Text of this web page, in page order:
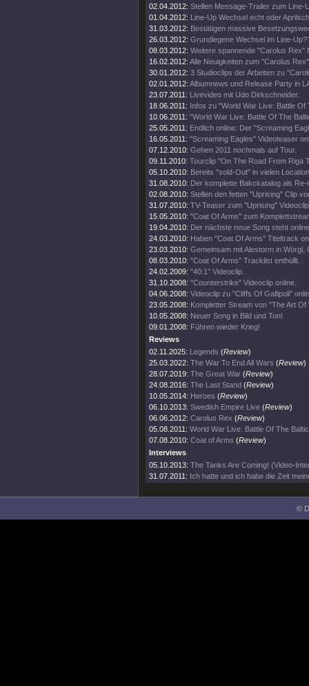
02.04.2012: Stellen Message-Trailer zum Line-
01.04.2012: Line-Up Wechsel echt oder
31.03.2012: Bestätigen massive
26.03.2012: Grundlegene Wechsel im Line-
08.03.2012: Weitere spannende "Carolus Rex"
16.02.2012: Alle Neuigkeiten zum "Carolus
30.01.2012: 3 Studioclips der Arbeiten zu
02.01.2012: Albumnews und Release Party in
23.07.2011: Livevideo mit Udo Dirkschneider.
18.06.2011: Infos zu "World War Live: Battle Of
10.06.2011: "World War Live: Battle Of The
25.05.2011: Endlich online: Der "Screaming
16.05.2011: "Screaming Eagles" Videoteaser
07.12.2010: Gehen 2011 nochmals auf Tour.
09.11.2010: Tourclip "On The Road From Riga
05.10.2010: Bereits "sold-Out" in vielen
31.08.2010: Der komplette Bakckatalog als Re-
02.08.2010: Stellen den fetten "Uprising" Clip
31.07.2010: TV-Teaser zum "Uprising"
15.05.2010: "Coat Of Arms" zum
19.04.2010: Der nächste neue Song steht
24.03.2010: Haben "Coat Of Arms" Titeltrack
23.03.2010: Gemeinsam mit Alestorm in Wörgl,
08.03.2010: "Coat Of Arms" Tracklist enthüllt.
24.02.2009: "40:1" Videoclip.
31.10.2008: "Counterstrike" Videoclip online.
04.06.2008: Videoclip zu "Cliffs Of Gallipoli"
23.05.2008: Kompletter Stream von "The Art Of
10.05.2008: Neuer Song in Bild und Ton!
09.01.2008: Führen wieder Krieg!
Reviews
02.11.2025: Legends (Review)
25.03.2022: The War To End All Wars (Review)
28.07.2019: The Great War (Review)
24.08.2016: The Last Stand (Review)
10.05.2014: Heroes (Review)
06.10.2013: Swedish Empire Live (Review)
06.06.2012: Carolus Rex (Review)
05.08.2011: World War Live: Battle Of The
07.08.2010: Coat of Arms (Review)
Interviews
05.10.2013: The Tanks Are Coming! (Video-
31.07.2011: Ich hatte und ich habe die Zeit
©